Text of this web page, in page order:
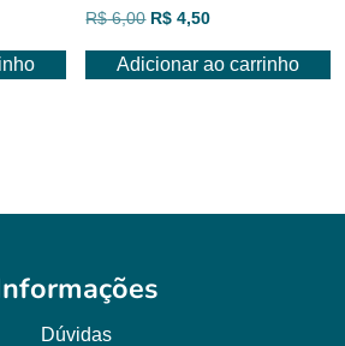
R$6,00 O
original
R$ 4,50O
atual
Adicionar ao carrinho
Dúvidas